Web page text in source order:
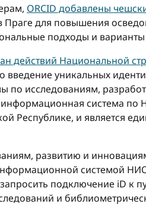
ORCID добавлены
Праге для повышения
подходы и
действий Национальной
уникальных
по исследованиям,
информационная система
Республике, и является
развитию и
системой
подключение iD к
и